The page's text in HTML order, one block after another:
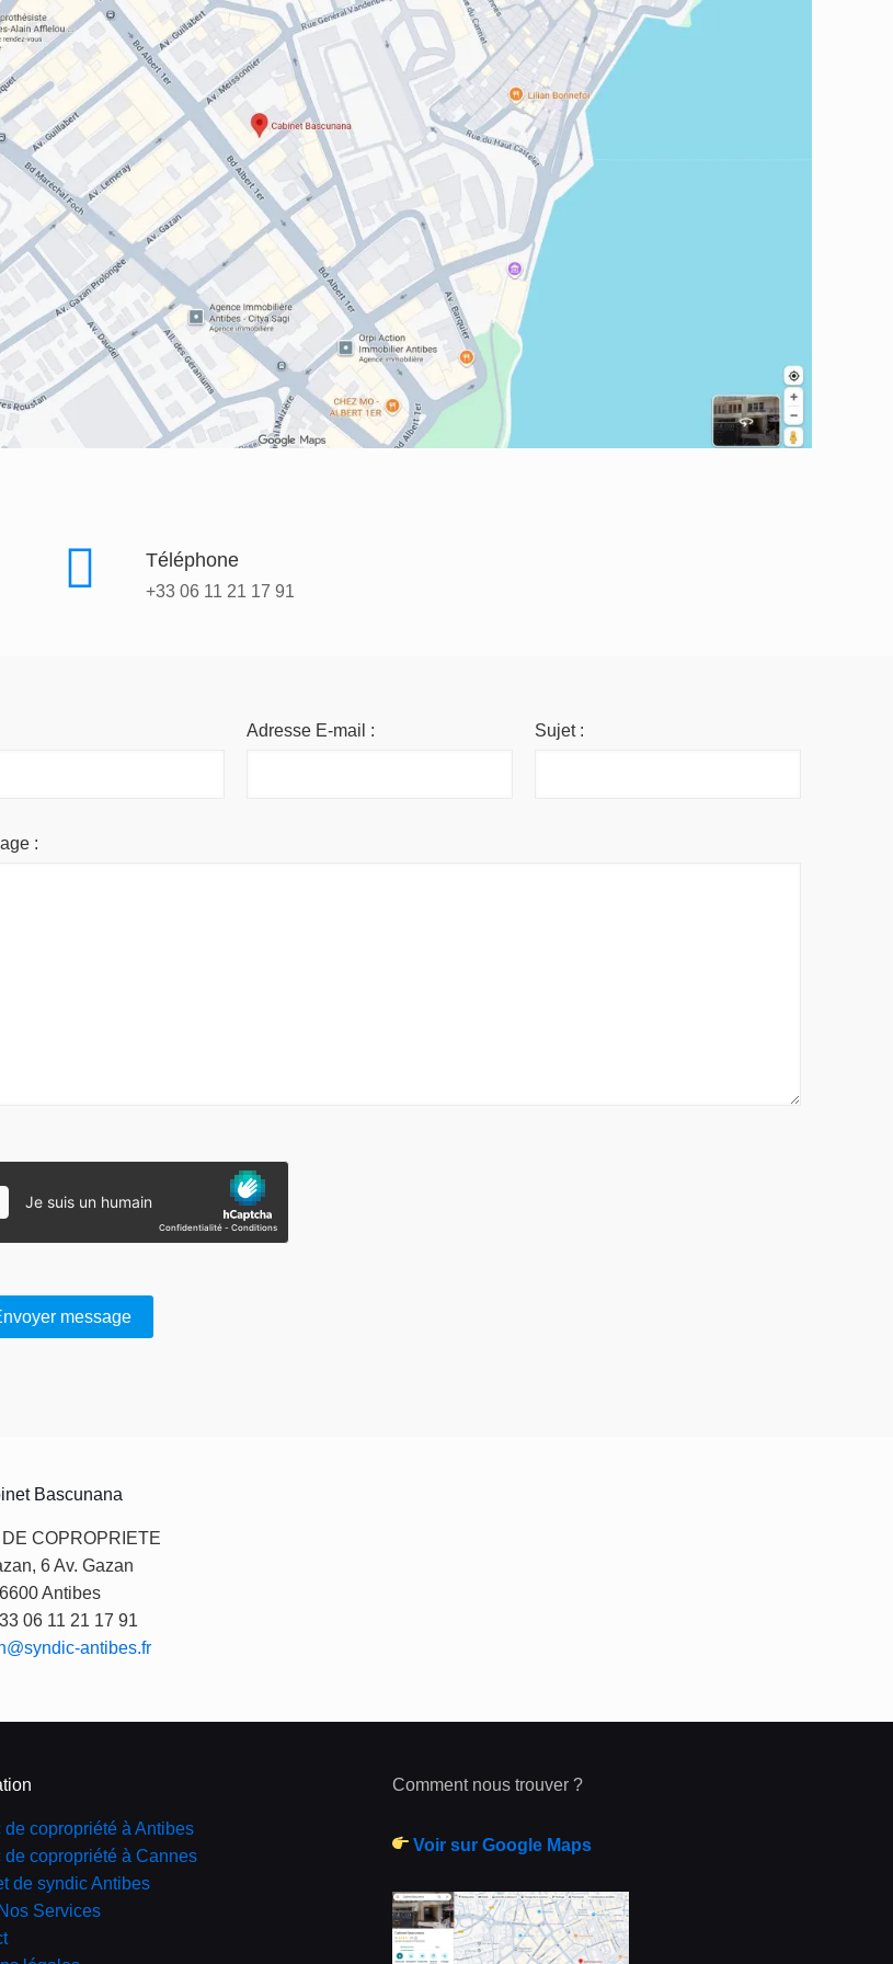
Téléphone
+33 06 11 21 17 91
Adresse E-mail : Sujet :
:
Bascunana
COPROPRIETE
6 Av. Gazan
Antibes
06 11 21 17 91
antibes.fr
de copropriété à Antibes
de copropriété à Cannes
de syndic Antibes
Nos Services
Comment nous trouver ?
Voir sur Google Maps